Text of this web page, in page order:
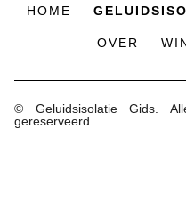
HOME
OVER
© Geluidsisolatie Gids.
gereserveerd.